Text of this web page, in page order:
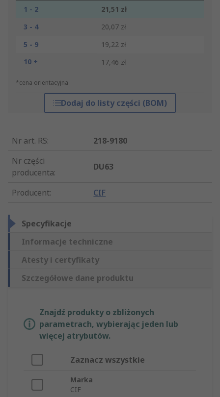
1 - 2
21,51 zł
3 - 4
20,07 zł
5 - 9
19,22 zł
10 +
17,46 zł
*cena orientacyjna
Dodaj do listy części (BOM)
Nr art. RS:
218-9180
Nr części
producenta:
DU63
Producent: CIF
Specyfikacje
Informacje techniczne
Atesty i certyfikaty
Szczegółowe dane produktu
Znajdź produkty o zbliżonych
parametrach, wybierając jeden lub
więcej atrybutów.
Zaznacz wszystkie
Marka
CIF